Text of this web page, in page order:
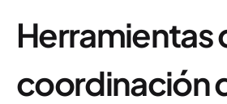
Herramientas
coordinación